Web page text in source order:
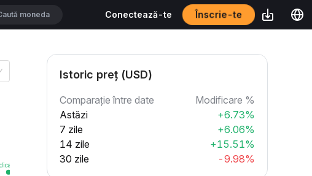
Conectează-te Înscrie-te
Istoric preț (USD)
Comparație între date
Modificare %
Astăzi
+6.73%
7 zile
+6.06%
14 zile
+15.51%
30 zile
-9.98%